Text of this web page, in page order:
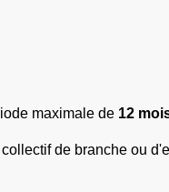
maximale de 12
de branche ou